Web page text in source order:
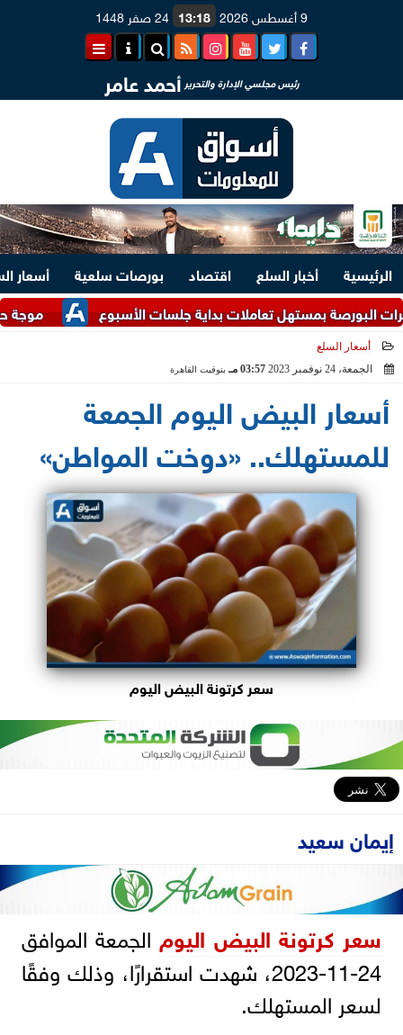
9 أغسطس 2026 13:18 24 صفر 1448
رئيس مجلسي الإدارة والتحرير أحمد عامر
الرئيسية أخبار السلع اقتصاد بورصات سلعية
أسعار
موجة حر غير
بمستهل تعاملات بداية جلسات الأسبوع
أسعار السلع
الجمعة، 24 نوفمبر 2023
03:57 مـ بتوقيت القاهرة
أسعار البيض اليوم الجمعة
للمستهلك.. «دوخت المواطن»
سعر كرتونة البيض اليوم
إيمان سعيد
سعر كرتونة البيض اليوم الجمعة الموافق
24-11-2023، شهدت استقرارًا، وذلك وفقًا
لسعر المستهلك.